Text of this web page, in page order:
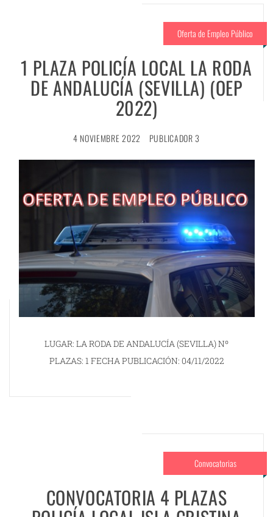
Oferta de Empleo Público
1 PLAZA POLICÍA LOCAL LA RODA
DE ANDALUCÍA (SEVILLA) (OEP
2022)
4 NOVIEMBRE 2022 PUBLICADOR 3
LUGAR: LA RODA DE ANDALUCÍA (SEVILLA) Nº
PLAZAS: 1 FECHA PUBLICACIÓN: 04/11/2022
Convocatorias
CONVOCATORIA 4 PLAZAS